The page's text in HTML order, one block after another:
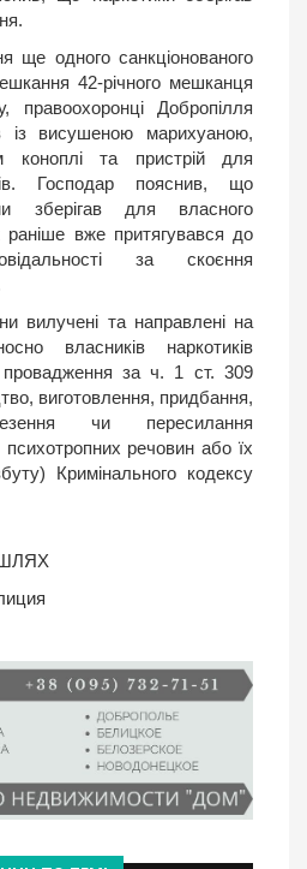
ще одного санкціонованого
42-річного мешканця
правоохоронці Добропілля
із висушеною марихуаною,
коноплі та пристрій для
Господар пояснив, що
зберігав для власного
вже притягувався до
за скоєння
вилучені та направлені на
власників наркотиків
провадження за ч. 1 ст. 309
виготовлення, придбання,
чи пересилання
психотропних речовин або їх
Кримінального кодексу